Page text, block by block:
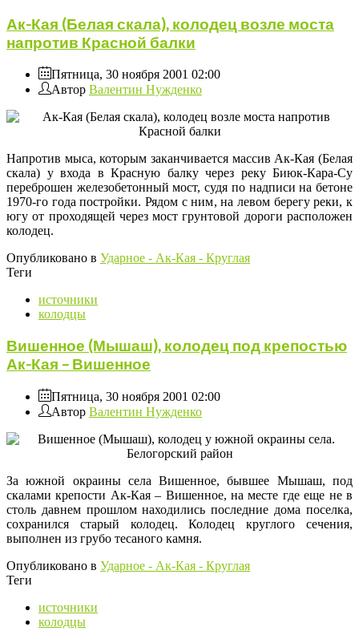
Ак-Кая (Белая скала), колодец возле моста
напротив Красной балки
Пятница, 30 ноября 2001 02:00
Автор Валентин Нужденко
Напротив мыса, которым заканчивается массив Ак-Кая (Белая
скала) у входа в Красную балку через реку Биюк-Кара-Су
переброшен железобетонный мост, судя по надписи на бетоне
1970-го года постройки. Рядом с ним, на левом берегу реки, к
югу от проходящей через мост грунтовой дороги расположен
колодец.
Опубликовано в Ударное - Ак-Кая - Круглая
Теги
источники
колодцы
Вишенное (Мышаш), колодец под крепостью
Ак-Кая – Вишенное
Пятница, 30 ноября 2001 02:00
Автор Валентин Нужденко
За южной окраины села Вишенное, бывшее Мышаш, под
скалами крепости Ак-Кая – Вишенное, на месте где еще не в
столь давнем прошлом находились последние дома поселка,
сохранился старый колодец. Колодец круглого сечения,
выполнен из грубо тесаного камня.
Опубликовано в Ударное - Ак-Кая - Круглая
Теги
источники
колодцы